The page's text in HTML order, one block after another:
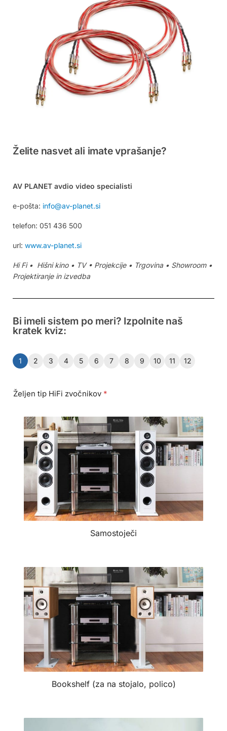
Želite nasvet ali imate vprašanje?
AV PLANET avdio video specialisti
e-pošta: info@av-planet.si
telefon: 051 436 500
url: www.av-planet.si
Hi Fi • Hišni kino • TV • Projekcije • Trgovina • Showroom •
Projektiranje in izvedba
Bi imeli sistem po meri? Izpolnite naš
kratek kviz:
1 2 3 4 5 6 7 8 9 10 11 12
Željen tip HiFi zvočnikov *
Samostoječi
Bookshelf (za na stojalo, polico)